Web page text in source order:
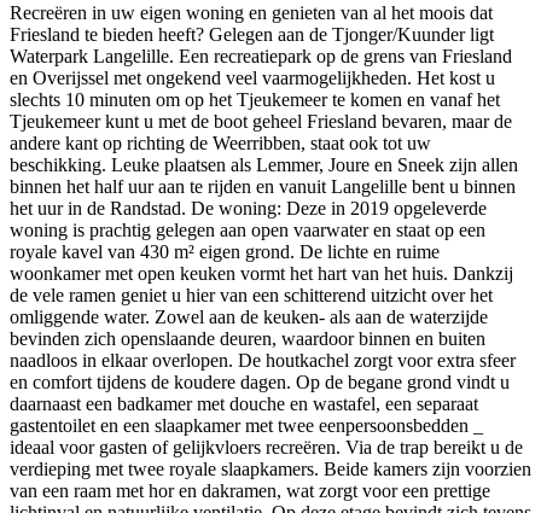
Recreëren in uw eigen woning en genieten van al het moois dat
Friesland te bieden heeft? Gelegen aan de Tjonger/Kuunder ligt
Waterpark Langelille. Een recreatiepark op de grens van Friesland
en Overijssel met ongekend veel vaarmogelijkheden. Het kost u
slechts 10 minuten om op het Tjeukemeer te komen en vanaf het
Tjeukemeer kunt u met de boot geheel Friesland bevaren, maar de
andere kant op richting de Weerribben, staat ook tot uw
beschikking. Leuke plaatsen als Lemmer, Joure en Sneek zijn allen
binnen het half uur aan te rijden en vanuit Langelille bent u binnen
het uur in de Randstad. De woning: Deze in 2019 opgeleverde
woning is prachtig gelegen aan open vaarwater en staat op een
royale kavel van 430 m² eigen grond. De lichte en ruime
woonkamer met open keuken vormt het hart van het huis. Dankzij
de vele ramen geniet u hier van een schitterend uitzicht over het
omliggende water. Zowel aan de keuken- als aan de waterzijde
bevinden zich openslaande deuren, waardoor binnen en buiten
naadloos in elkaar overlopen. De houtkachel zorgt voor extra sfeer
en comfort tijdens de koudere dagen. Op de begane grond vindt u
daarnaast een badkamer met douche en wastafel, een separaat
gastentoilet en een slaapkamer met twee eenpersoonsbedden _
ideaal voor gasten of gelijkvloers recreëren. Via de trap bereikt u de
verdieping met twee royale slaapkamers. Beide kamers zijn voorzien
van een raam met hor en dakramen, wat zorgt voor een prettige